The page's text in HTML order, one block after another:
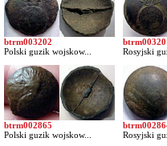
btrm003202
Polski guzik wojskow...
Rosyjski
btrm002865
Polski guzik wojskow...
Rosyjski